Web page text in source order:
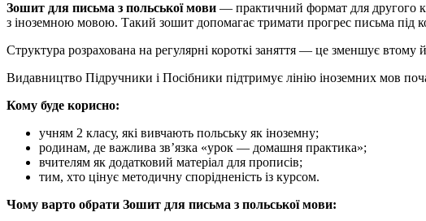
Зошит для письма з польської мови — практичний формат для другого
з іноземною мовою. Такий зошит допомагає тримати прогрес письма під
Структура розрахована на регулярні короткі заняття — це зменшує втому
Видавництво Підручники і Посібники підтримує лінію іноземних мов
Кому буде корисно:
учням 2 класу, які вивчають польську як іноземну;
родинам, де важлива зв’язка «урок — домашня практика»;
вчителям як додатковий матеріал для прописів;
тим, хто цінує методичну спорідненість із курсом.
Чому варто обрати Зошит для письма з польської мови: